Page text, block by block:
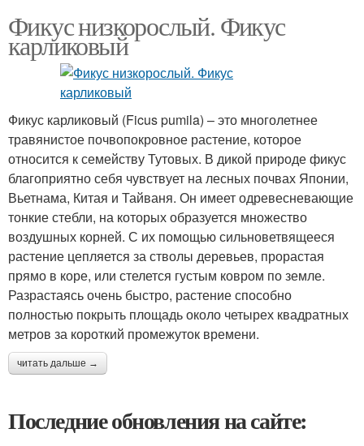
Фикус низкорослый. Фикус
карликовый
Фикус карликовый (Ficus pumila) – это многолетнее
травянистое почвопокровное растение, которое
относится к семейству Тутовых. В дикой природе фикус
благоприятно себя чувствует на лесных почвах Японии,
Вьетнама, Китая и Тайваня. Он имеет одревесневающие
тонкие стебли, на которых образуется множество
воздушных корней. С их помощью сильноветвящееся
растение цепляется за стволы деревьев, прорастая
прямо в коре, или стелется густым ковром по земле.
Разрастаясь очень быстро, растение способно
полностью покрыть площадь около четырех квадратных
метров за короткий промежуток времени.
читать дальше →
Последние обновления на сайте: